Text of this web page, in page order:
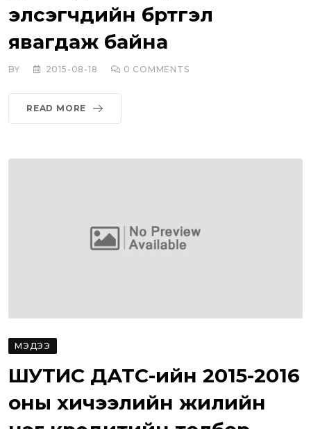
элсэгчдийн бүртгэл
явагдаж байна
BY 2015-08-18 0 COMMENTS
READ MORE
МЭДЭЭ
ШУТИС ДАТС-ийн 2015-2016
оны хичээлийн жилийн